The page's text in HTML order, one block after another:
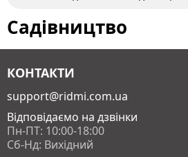
Садівництво
КОНТАКТИ
support@ridmi.com.ua
Відповідаємо на дзвінки
Пн-ПТ: 10:00-18:00
Сб-Нд: Вихідний